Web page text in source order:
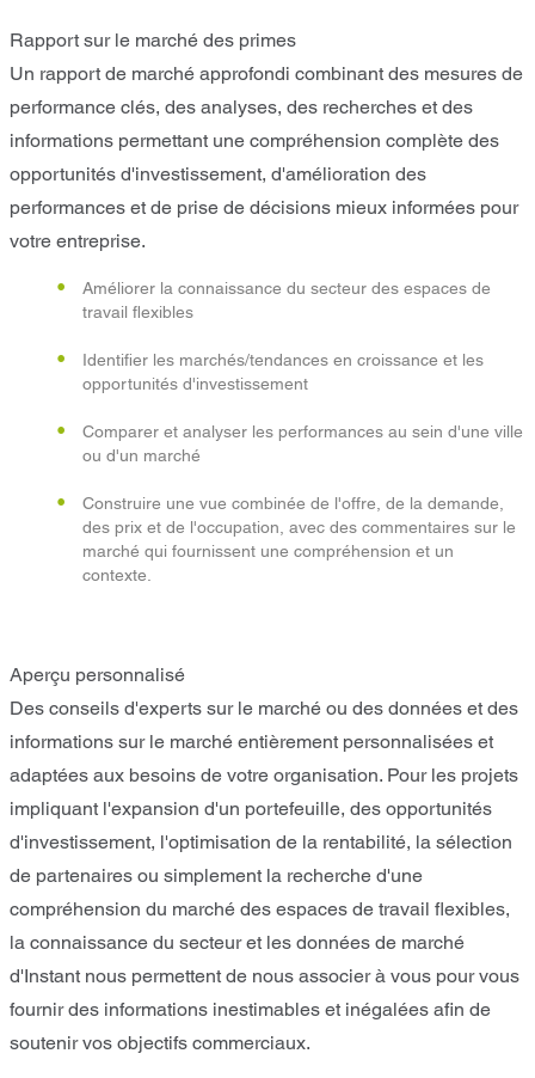
Rapport sur le marché des primes
Un rapport de marché approfondi combinant des mesures de
performance clés, des analyses, des recherches et des
informations permettant une compréhension complète des
opportunités d'investissement, d'amélioration des
performances et de prise de décisions mieux informées pour
votre entreprise.
Améliorer la connaissance du secteur des espaces de
travail flexibles
Identifier les marchés/tendances en croissance et les
opportunités d'investissement
Comparer et analyser les performances au sein d'une ville
ou d'un marché
Construire une vue combinée de l'offre, de la demande,
des prix et de l'occupation, avec des commentaires sur le
marché qui fournissent une compréhension et un
contexte.
Aperçu personnalisé
Des conseils d'experts sur le marché ou des données et des
informations sur le marché entièrement personnalisées et
adaptées aux besoins de votre organisation. Pour les projets
impliquant l'expansion d'un portefeuille, des opportunités
d'investissement, l'optimisation de la rentabilité, la sélection
de partenaires ou simplement la recherche d'une
compréhension du marché des espaces de travail flexibles,
la connaissance du secteur et les données de marché
d'Instant nous permettent de nous associer à vous pour vous
fournir des informations inestimables et inégalées afin de
soutenir vos objectifs commerciaux.